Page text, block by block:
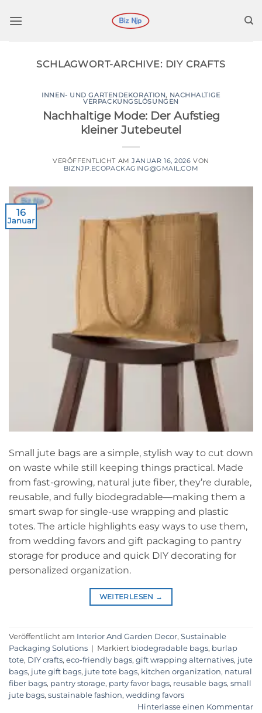
Inhalt
SCHLAGWORT-ARCHIVE: DIY CRAFTS
INNEN- UND GARTENDEKORATION, NACHHALTIGE
VERPACKUNGSLÖSUNGEN
Nachhaltige Mode: Der Aufstieg
kleiner Jutebeutel
VERÖFFENTLICHT AMJANUAR 16, 2026 VON
BIZNJP.ECOPACKAGING@GMAIL.COM
16
Januar
Small jute bags are a simple, stylish way to cut down
on waste while still keeping things practical. Made
from fast-growing, natural jute fiber, they’re durable,
reusable, and fully biodegradable—making them a
smart swap for single-use wrapping and plastic
totes. The article highlights easy ways to use them,
from wedding favors and gift packaging to pantry
storage for produce and quick DIY decorating for
personalized organization.
WEITERLESEN →
Veröffentlicht am Interior And Garden Decor, Sustainable
Packaging Solutions | Markiert biodegradable bags, burlap
tote, DIY crafts, eco-friendly bags, gift wrapping alternatives, jute
bags, jute gift bags, jute tote bags, kitchen organization, natural
fiber bags, pantry storage, party favor bags, reusable bags, small
jute bags, sustainable fashion, wedding favors
Hinterlasse einen Kommentar